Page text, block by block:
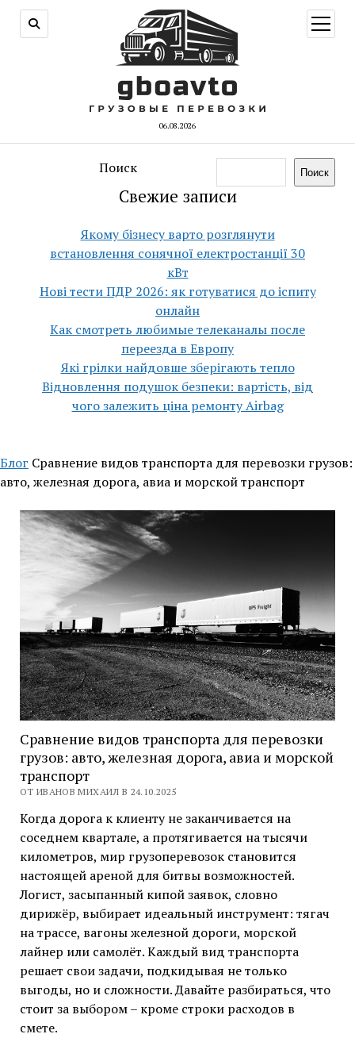
06.08.2026
меню
Поиск Поиск
Свежие записи
Якому бізнесу варто розглянути
встановлення сонячної електростанції 30
кВт
Нові тести ПДР 2026: як готуватися до іспиту
онлайн
Как смотреть любимые телеканалы после
переезда в Европу
Які грілки найдовше зберігають тепло
Відновлення подушок безпеки: вартість, від
чого залежить ціна ремонту Airbag
Блог Сравнение видов транспорта для перевозки грузов:
авто, железная дорога, авиа и морской транспорт
Сравнение видов транспорта для перевозки
грузов: авто, железная дорога, авиа и морской
транспорт
ОТ ИВАНОВ МИХАИЛ В 24.10.2025
Когда дорога к клиенту не заканчивается на
соседнем квартале, а протягивается на тысячи
километров, мир грузоперевозок становится
настоящей ареной для битвы возможностей.
Логист, засыпанный кипой заявок, словно
дирижёр, выбирает идеальный инструмент: тягач
на трассе, вагоны железной дороги, морской
лайнер или самолёт. Каждый вид транспорта
решает свои задачи, подкидывая не только
выгоды, но и сложности. Давайте разбираться, что
стоит за выбором – кроме строки расходов в
смете.